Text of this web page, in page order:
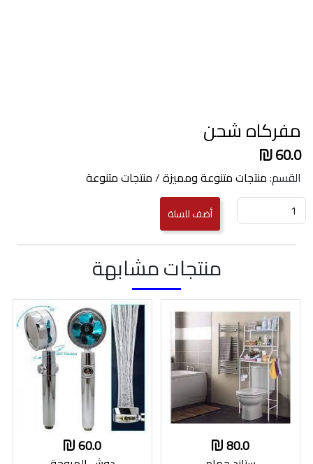
مفركاه شحن
60.0
القسم:منتجات متنوعة ومميزة/منتجات متنوعة
منتجات مشابهة
80.0
60.0